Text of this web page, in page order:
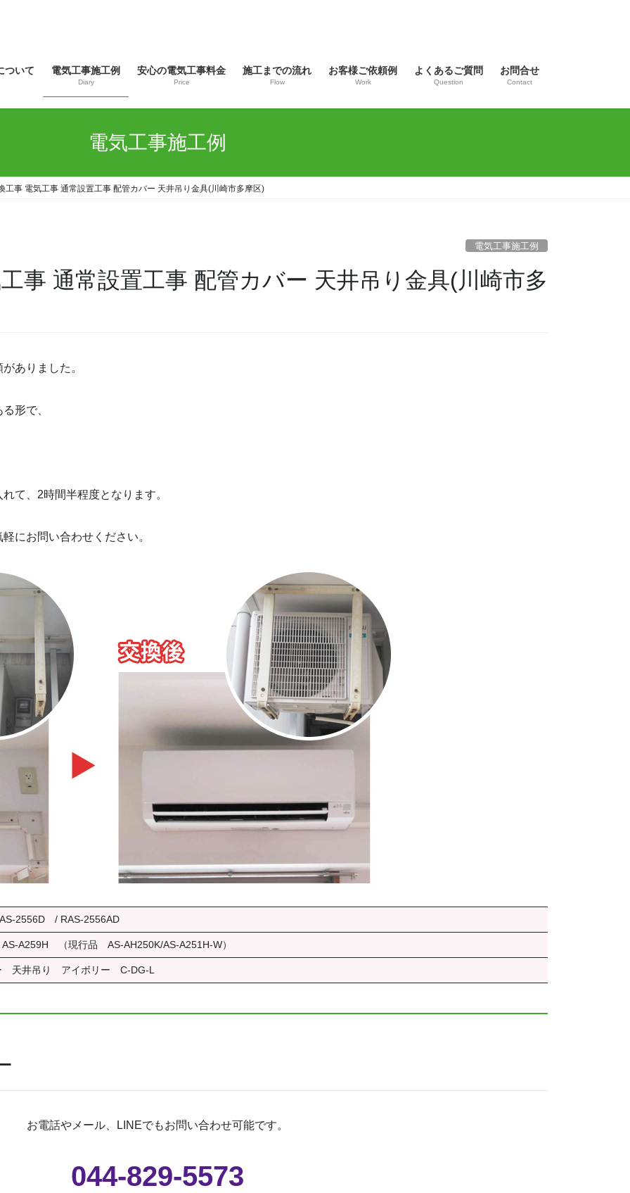
ついて 電気工事施工例
Diary
安心の電気工事料金
Price
施工までの流れ
Flow
お客様ご依頼例
Work
よくあるご質問
Question
お問合せ
Contact
電気工事施工例
工事 電気工事 通常設置工事 配管カバー 天井吊り金具(川崎市多摩区)
電気工事施工例
事 通常設置工事 配管カバー 天井吊り金具(川崎市多
ありました。
形で、
て、2時間半程度となります。
にお問い合わせください。
2556D / RAS-2556AD
A259H （現行品 AS-AH250K/AS-A251H-W）
天井吊り アイボリー C-DG-L
お電話やメール、LINEでもお問い合わせ可能です。
044-829-5573